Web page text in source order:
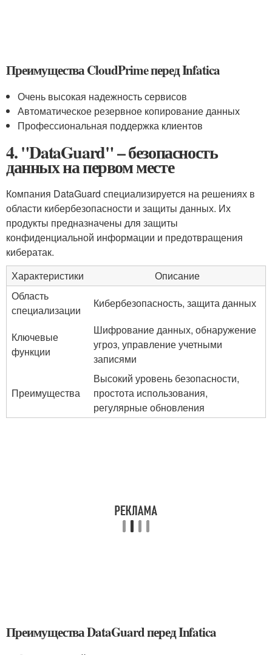
Преимущества CloudPrime перед Infatica
Очень высокая надежность сервисов
Автоматическое резервное копирование данных
Профессиональная поддержка клиентов
4. "DataGuard" – безопасность
данных на первом месте
Компания DataGuard специализируется на решениях в
области кибербезопасности и защиты данных. Их
продукты предназначены для защиты
конфиденциальной информации и предотвращения
кибератак.
Характеристики
Описание
Область
специализации
Кибербезопасность, защита данных
Ключевые
функции
Шифрование данных, обнаружение
угроз, управление учетными
записями
Преимущества
Высокий уровень безопасности,
простота использования,
регулярные обновления
Преимущества DataGuard перед Infatica